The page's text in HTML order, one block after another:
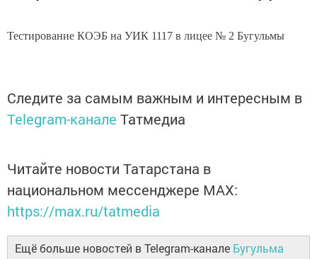
Тестирование КОЭБ на УИК 1117 в лицее № 2 Бугульмы
Следите за самым важным и интересным в
Telegram-канале Татмедиа
Читайте новости Татарстана в
национальном мессенджере MАХ:
https://max.ru/tatmedia
Ещё больше новостей в Telegram-канале Бугульма